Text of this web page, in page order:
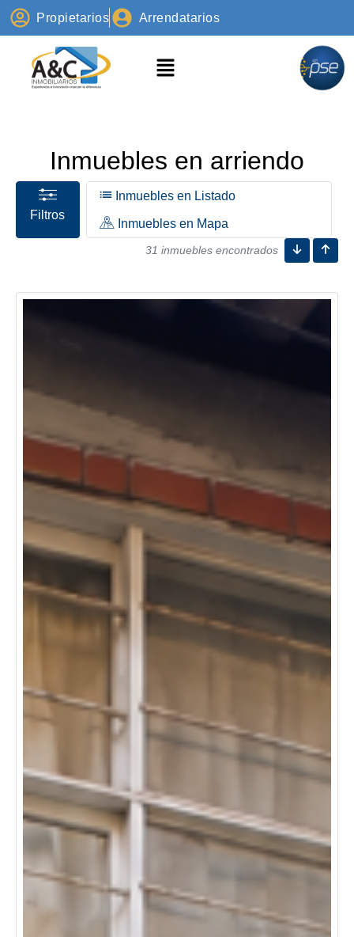
Propietarios Arrendatarios
Inmuebles en arriendo
Filtros
Inmuebles en Listado
Inmuebles en Mapa
31 inmuebles encontrados